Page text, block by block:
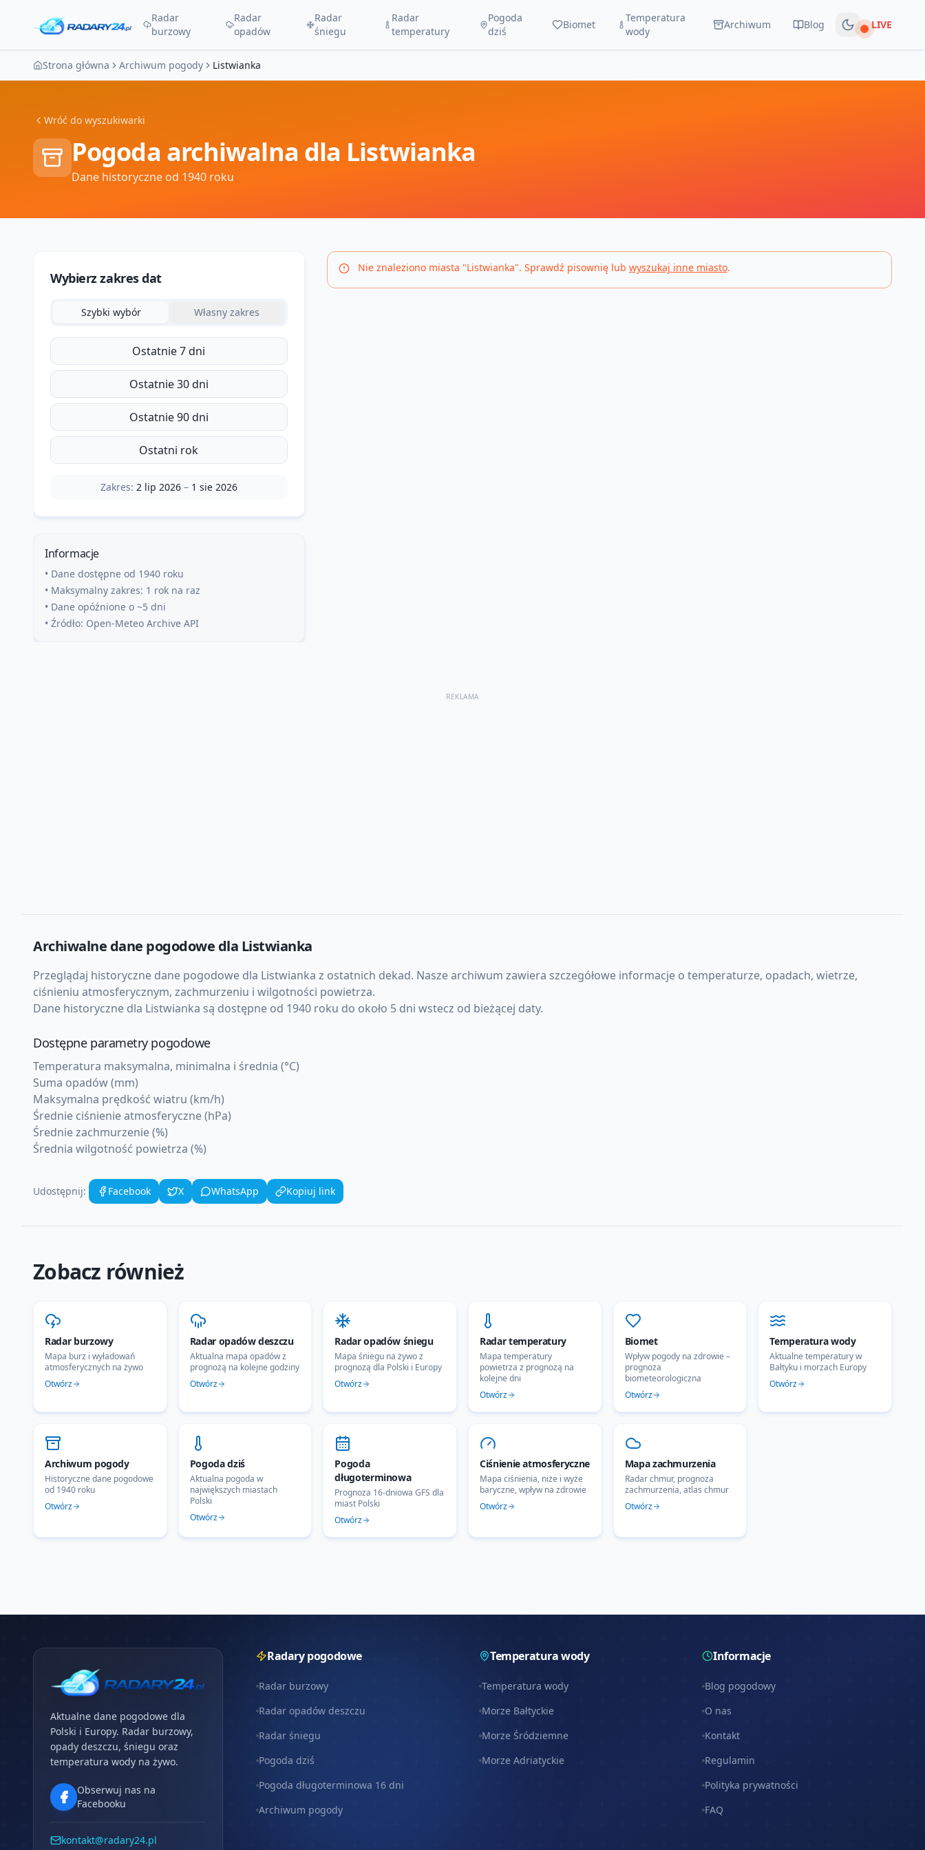
Radar
burzowy
Radar
opadów
Radar
śniegu
Radar
temperatury
Pogoda
dziś
Biomet
Temperatura
wody
Archiwum Blog Na żywo
LIVE
Strona główna Archiwum pogody Listwianka
Wróć do wyszukiwarki
Pogoda archiwalna dla Listwianka
Dane historyczne od 1940 roku
Wybierz zakres dat
Szybki wybór Własny zakres
Ostatnie 7 dni
Ostatnie 30 dni
Ostatnie 90 dni
Ostatni rok
Zakres: 2 lip 2026– 1 sie 2026
Informacje
• Dane dostępne od 1940 roku
• Maksymalny zakres: 1 rok na raz
• Dane opóźnione o ~5 dni
• Źródło: Open-Meteo Archive API
Nie znaleziono miasta "Listwianka". Sprawdź pisownię lub wyszukaj inne miasto.
REKLAMA
Archiwalne dane pogodowe dla Listwianka
Przeglądaj historyczne dane pogodowe dla Listwianka z ostatnich dekad. Nasze archiwum zawiera szczegółowe informacje o temperaturze, opadach, wietrze,
ciśnieniu atmosferycznym, zachmurzeniu i wilgotności powietrza.
Dane historyczne dla Listwianka są dostępne od 1940 roku do około 5 dni wstecz od bieżącej daty.
Dostępne parametry pogodowe
Temperatura maksymalna, minimalna i średnia (°C)
Suma opadów (mm)
Maksymalna prędkość wiatru (km/h)
Średnie ciśnienie atmosferyczne (hPa)
Średnie zachmurzenie (%)
Średnia wilgotność powietrza (%)
Udostępnij: Facebook X WhatsApp Kopiuj link
Zobacz również
Radar burzowy
Mapa burz i wyładowań
atmosferycznych na żywo
Otwórz
Radar opadów deszczu
Aktualna mapa opadów z
prognozą na kolejne godziny
Otwórz
Radar opadów śniegu
Mapa śniegu na żywo z
prognozą dla Polski i Europy
Otwórz
Radar temperatury
Mapa temperatury
powietrza z prognozą na
kolejne dni
Otwórz
Biomet
Wpływ pogody na zdrowie –
prognoza
biometeorologiczna
Otwórz
Temperatura wody
Aktualne temperatury w
Bałtyku i morzach Europy
Otwórz
Archiwum pogody
Historyczne dane pogodowe
od 1940 roku
Otwórz
Pogoda dziś
Aktualna pogoda w
największych miastach
Polski
Otwórz
Pogoda
długoterminowa
Prognoza 16-dniowa GFS dla
miast Polski
Otwórz
Ciśnienie atmosferyczne
Mapa ciśnienia, niże i wyże
baryczne, wpływ na zdrowie
Otwórz
Mapa zachmurzenia
Radar chmur, prognoza
zachmurzenia, atlas chmur
Otwórz
Aktualne dane pogodowe dla
Polski i Europy. Radar burzowy,
opady deszczu, śniegu oraz
temperatura wody na żywo.
Obserwuj nas na
Facebooku
kontakt@radary24.pl
Radary pogodowe
Radar burzowy
Radar opadów deszczu
Radar śniegu
Pogoda dziś
Pogoda długoterminowa 16 dni
Archiwum pogody
Temperatura wody
Temperatura wody
Morze Bałtyckie
Morze Śródziemne
Morze Adriatyckie
Informacje
Blog pogodowy
O nas
Kontakt
Regulamin
Polityka prywatności
FAQ